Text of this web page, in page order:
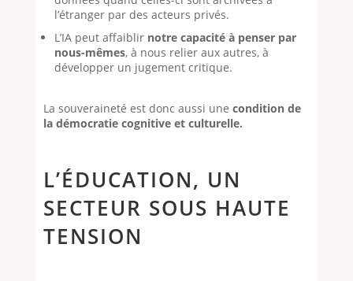
l’étranger par des acteurs privés.
L’IA peut affaiblir notre capacité à penser par
nous-mêmes, à nous relier aux autres, à
développer un jugement critique.
La souveraineté est donc aussi une condition de
la démocratie cognitive et culturelle.
L’ÉDUCATION, UN
SECTEUR SOUS HAUTE
TENSION